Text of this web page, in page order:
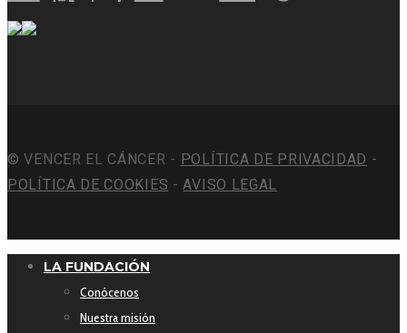
© VENCER EL CÁNCER - POLÍTICA DE PRIVACIDAD -
POLÍTICA DE COOKIES -AVISO LEGAL
LA FUNDACIÓN
Conócenos
Nuestra misión